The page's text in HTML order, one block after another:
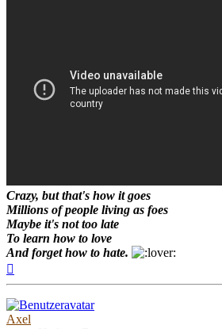
Crazy, but that's how it goes
Millions of people living as foes
Maybe it's not too late
To learn how to love
And forget how to hate.
Axel